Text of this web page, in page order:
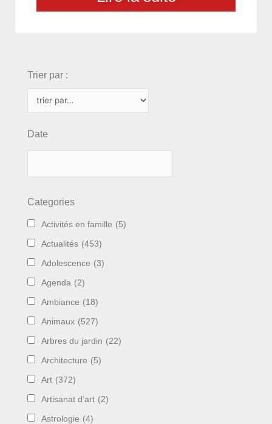
Trier par :
Date
Categories
Activités en famille (5)
Actualités (453)
Adolescence (3)
Agenda (2)
Ambiance (18)
Animaux (527)
Arbres du jardin (22)
Architecture (5)
Art (372)
Artisanat d'art (2)
Astrologie (4)